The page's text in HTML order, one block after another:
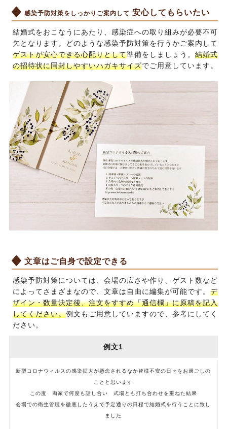
感染予防対策をしっかりご案内して 安心してもらいたい
結婚式をおこなうにあたり、感染症への取り組みが必要不可
欠となります。どのような感染予防対策を行うかご案内して
ゲストが安心できる心配りとして準備をしましょう。 結婚式
の招待状に同封しやすいハガキサイズでご用意しています。
文章はご自身で設定できる
感染予防対策については、会場の広さや作り、ゲスト数など
によってさまざまなので、文章は自由に編集が可能です。 デ
ザイン・数量決定後、注文をすすめ「通信欄」に原稿を記入
してください。例文もご用意していますので、参考にしてく
ださい。
例文1
新型コロナウィルスの感染拡大が懸念されるなか皆様不安の日々をお過ごしの
ことと思います
この度 両家で何度も話し合い 式場とも打ち合わせを重ねた結果
会場での衛生管理を徹底したうえで予定通りの日程で結婚式を行うことに致し
ました